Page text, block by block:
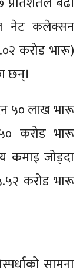
नेट कलेक्सन
करोड भारू)
छन्।
५० लाख भारू
करोड भारू
कमाइ जोड्दा
करोड भारू
सामना